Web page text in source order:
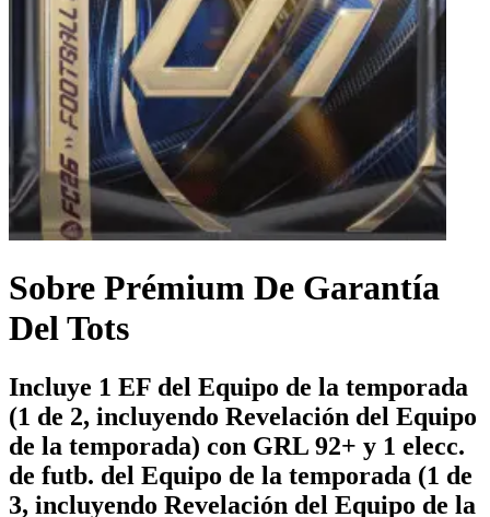
Sobre Prémium De Garantía
Del Tots
Incluye 1 EF del Equipo de la temporada
(1 de 2, incluyendo Revelación del Equipo
de la temporada) con GRL 92+ y 1 elecc.
de futb. del Equipo de la temporada (1 de
3, incluyendo Revelación del Equipo de la